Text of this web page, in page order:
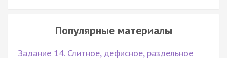
Популярные материалы
Задание 14. Слитное, дефисное, раздельное